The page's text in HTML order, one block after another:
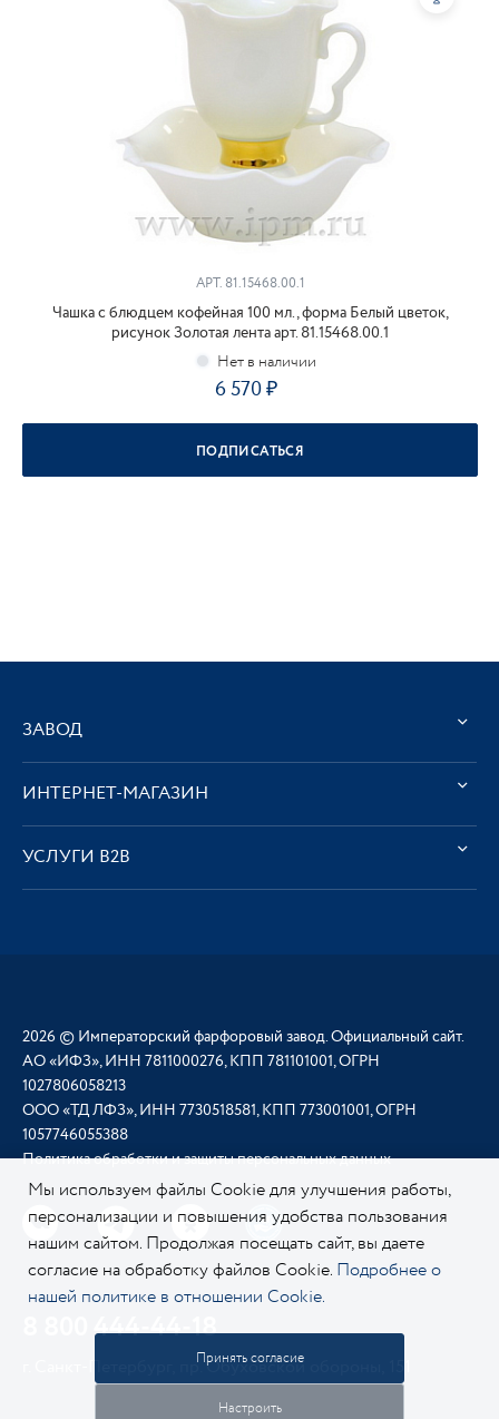
АРТ.81.15468.00.1
Чашка с блюдцем кофейная 100 мл., форма Белый цветок,
рисунок Золотая лента арт. 81.15468.00.1
6 570
ПОДПИСАТЬСЯ
ЗАВОД
ИНТЕРНЕТ-МАГАЗИН
УСЛУГИ В2В
2026 © Императорский фарфоровый завод. Официальный сайт.
АО «ИФЗ», ИНН 7811000276, КПП 781101001, ОГРН
1027806058213
ООО «ТД ЛФЗ», ИНН 7730518581, КПП 773001001, ОГРН
1057746055388
Политика обработки и защиты персональных данных
8 800 444-44-18
г. Санкт-Петербург, пр. Обуховской обороны, 151
Мы используем файлы Cookie для улучшения работы,
персонализации и повышения удобства пользования
нашим сайтом. Продолжая посещать сайт, вы даете
согласие на обработку файлов Cookie. Подробнее о
нашей политике в отношении Cookie.
Принять согласие
Настроить